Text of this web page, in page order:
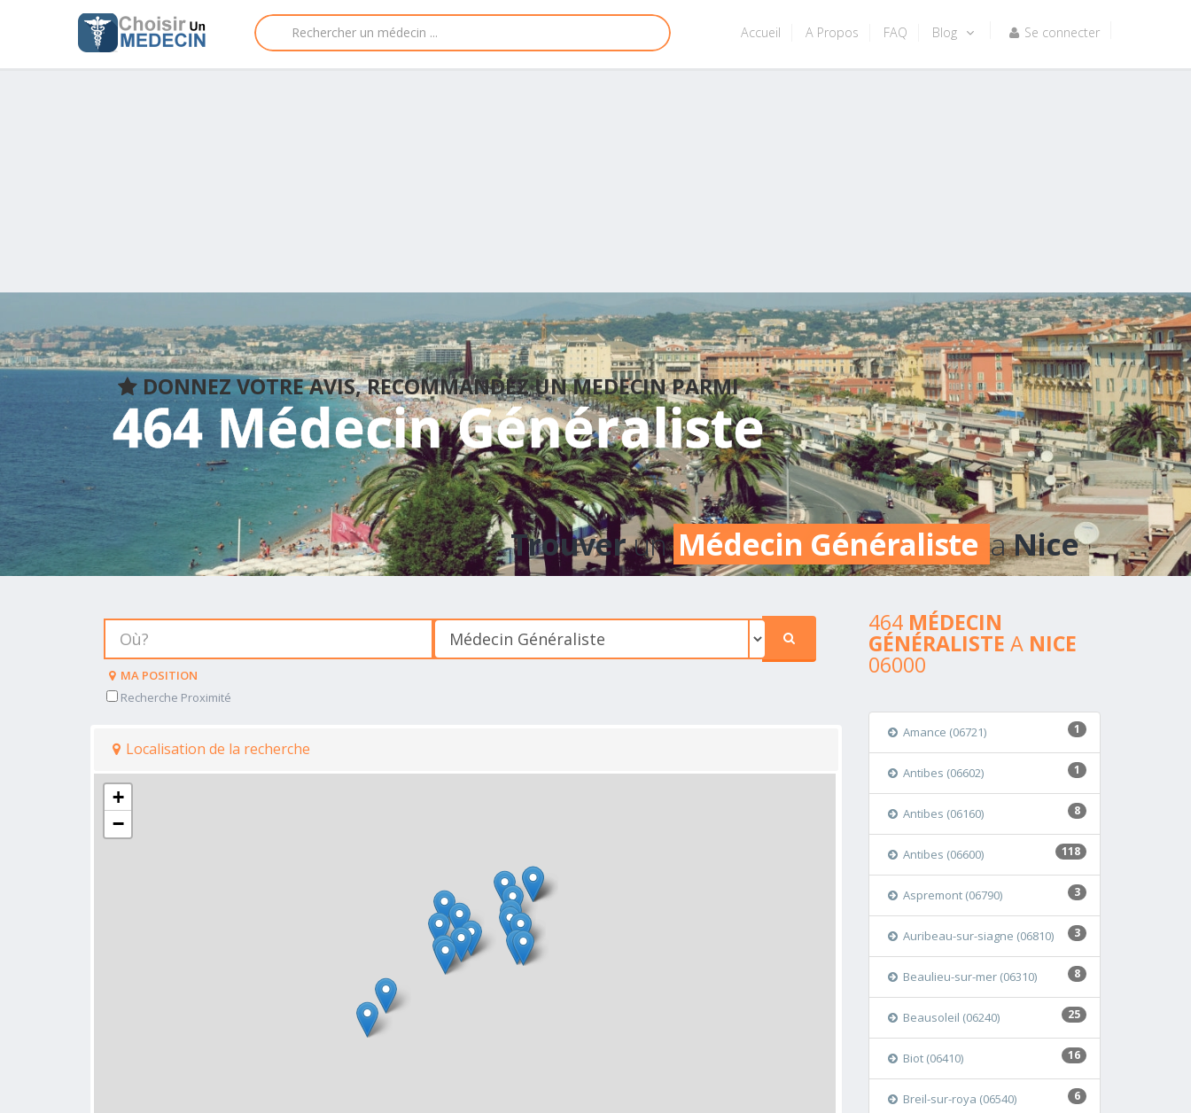
Accueil A Propos FAQ Blog Se connecter
464 Médecin Généraliste
DONNEZ VOTRE AVIS, RECOMMANDEZ UN MEDECIN PARMI
TrouverunMédecin Généraliste aNice
MA POSITION
Recherche Proximité
Localisation de la recherche
+
−
464 MÉDECIN
GÉNÉRALISTE A NICE
06000
1
Amance (06721)
1
Antibes (06602)
8
Antibes (06160)
118
Antibes (06600)
3
Aspremont (06790)
3
Auribeau-sur-siagne (06810)
8
Beaulieu-sur-mer (06310)
25
Beausoleil (06240)
16
Biot (06410)
6
Breil-sur-roya (06540)